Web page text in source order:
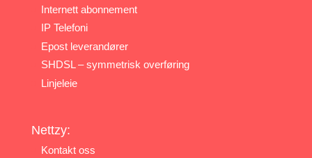
Internett abonnement
IP Telefoni
Epost leverandører
SHDSL – symmetrisk overføring
Linjeleie
Nettzy:
Kontakt oss